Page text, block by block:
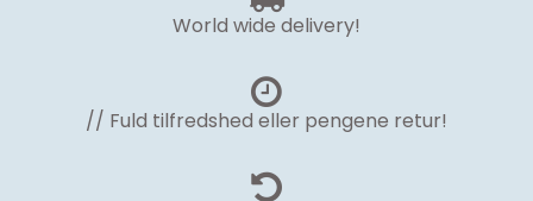
World wide delivery!
// Fuld tilfredshed eller pengene retur!